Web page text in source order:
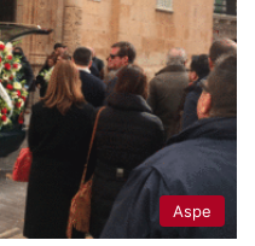
Aspe